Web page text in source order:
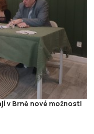
v Brně nové možnosti